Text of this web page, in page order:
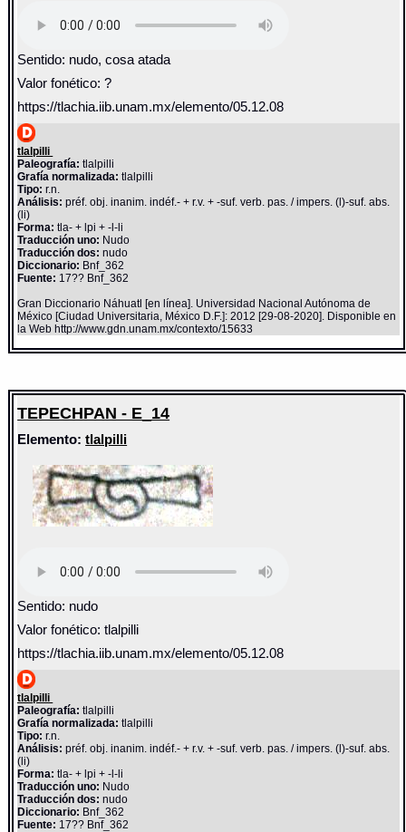
Sentido: nudo, cosa atada
Valor fonético: ?
https://tlachia.iib.unam.mx/elemento/05.12.08
tlalpilli
Paleografía: tlalpilli
Grafía normalizada: tlalpilli
Tipo: r.n.
Análisis: préf. obj. inanim. indéf.- + r.v. + -suf. verb. pas. / impers. (l)-suf. abs.
(li)
Forma: tla- + lpi + -l-li
Traducción uno: Nudo
Traducción dos: nudo
Diccionario: Bnf_362
Fuente: 17?? Bnf_362
Gran Diccionario Náhuatl [en línea]. Universidad Nacional Autónoma de
México [Ciudad Universitaria, México D.F.]: 2012 [29-08-2020]. Disponible en
la Web http://www.gdn.unam.mx/contexto/15633
TEPECHPAN - E_14
Elemento:tlalpilli
Sentido: nudo
Valor fonético: tlalpilli
https://tlachia.iib.unam.mx/elemento/05.12.08
tlalpilli
Paleografía: tlalpilli
Grafía normalizada: tlalpilli
Tipo: r.n.
Análisis: préf. obj. inanim. indéf.- + r.v. + -suf. verb. pas. / impers. (l)-suf. abs.
(li)
Forma: tla- + lpi + -l-li
Traducción uno: Nudo
Traducción dos: nudo
Diccionario: Bnf_362
Fuente: 17?? Bnf_362